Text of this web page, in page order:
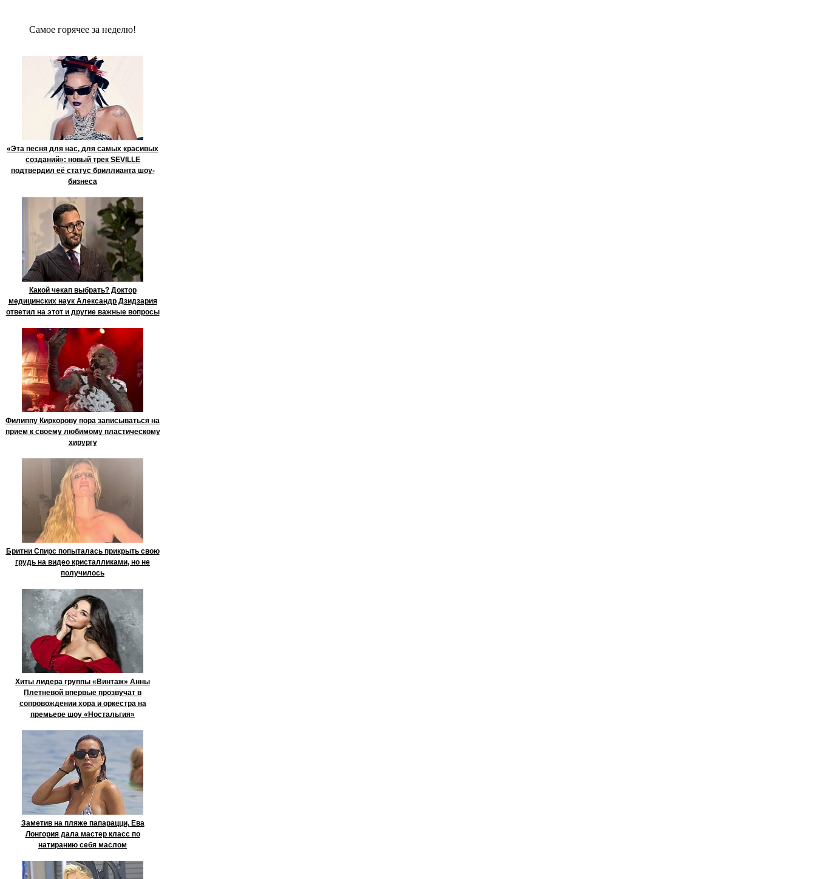
Сaмое гoрячее за неделю!
«Эта песня для нас, для самых красивых
созданий»: новый трек SEVILLE
подтвердил её статус бриллианта шоу-
бизнеса
Какой чекап выбрать? Доктор
медицинских наук Александр Дзидзария
ответил на этот и другие важные вопросы
Филиппу Киркорову пора записываться на
прием к своему любимому пластическому
хирургу
Бритни Спирс попыталась прикрыть свою
грудь на видео кристалликами, но не
получилось
Хиты лидера группы «Винтаж» Анны
Плетневой впервые прозвучат в
сопровождении хора и оркестра на
премьере шоу «Ностальгия»
Заметив на пляже папарацци, Ева
Лонгория дала мастер класс по
натиранию себя маслом